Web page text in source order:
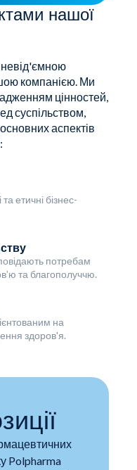
нашої
невід'ємною
компанією. Ми
цінностей,
суспільством,
аспектів
етичні бізнес-
потребам
та благополуччю.
на
здоров'я.
Polpharma